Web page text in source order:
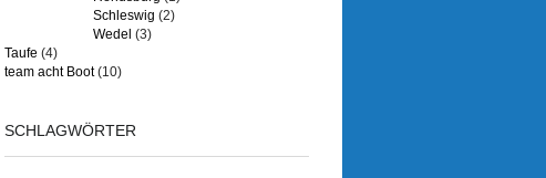
Schleswig (2)
Wedel (3)
Taufe (4)
team acht Boot(10)
SCHLAGWÖRTER